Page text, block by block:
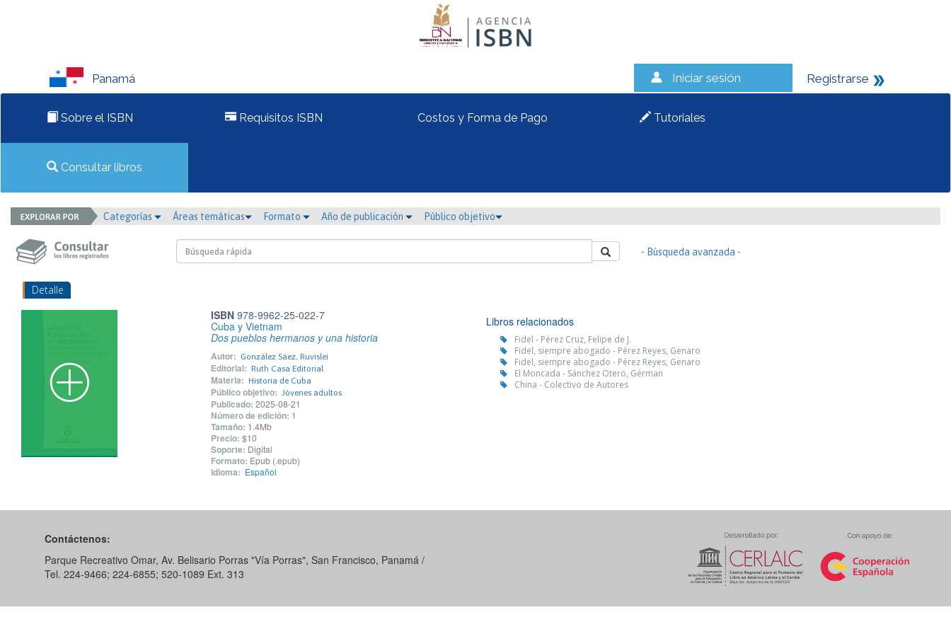
Panamá Iniciar sesión Registrarse
Sobre el ISBN Requisitos ISBN Costos y Forma de Pago Tutoriales
Consultar libros
Categorías Áreas temáticas Formato Año de publicación Público objetivo
- Búsqueda avanzada -
Detalle
ISBN978-9962-25-022-7
Cuba y Vietnam
Dos pueblos hermanos y una historia
Autor: González Sáez, Ruvislei
Editorial: Ruth Casa Editorial
Materia: Historia de Cuba
Público objetivo: Jóvenes adultos
Publicado: 2025-08-21
Número de edición: 1
Tamaño: 1.4Mb
Precio: $10
Soporte: Digital
Formato: Epub (.epub)
Idioma: Español
Libros relacionados
Fidel - Pérez Cruz, Felipe de J.
Fidel, siempre abogado - Pérez Reyes, Genaro
Fidel, siempre abogado - Pérez Reyes, Genaro
El Moncada - Sánchez Otero, Gérman
China - Colectivo de Autores
Contáctenos:
Parque Recreativo Omar, Av. Belisario Porras "Vía Porras", San Francisco, Panamá /
Tel. 224-9466; 224-6855; 520-1089​ Ext. 313